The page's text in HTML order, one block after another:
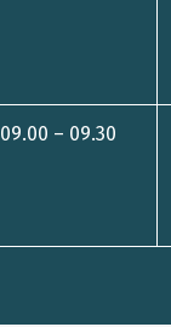
09.00 – 09.30